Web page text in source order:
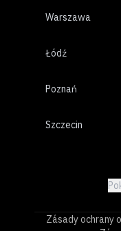
Warszawa
Łódź
Poznań
Szczecin
Zásady ochrany